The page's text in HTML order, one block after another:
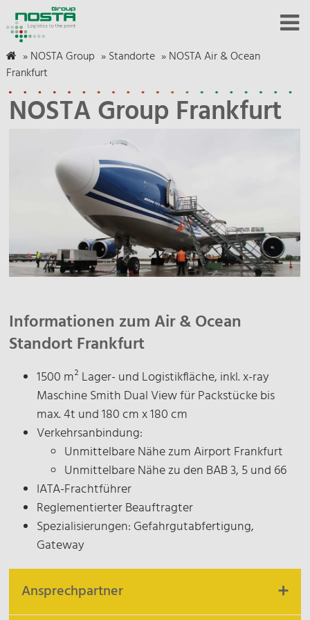
»NOSTA Group »Standorte »NOSTA Air & Ocean
Frankfurt
NOSTA Group Frankfurt
Informationen zum Air & Ocean
Standort Frankfurt
1500 m² Lager- und Logistikfläche, inkl. x-ray
Maschine Smith Dual View für Packstücke bis
max. 4t und 180 cm x 180 cm
Verkehrsanbindung:
Unmittelbare Nähe zum Airport Frankfurt
Unmittelbare Nähe zu den BAB 3, 5 und 66
IATA-Frachtführer
Reglementierter Beauftragter
Spezialisierungen: Gefahrgutabfertigung,
Gateway
Ansprechpartner